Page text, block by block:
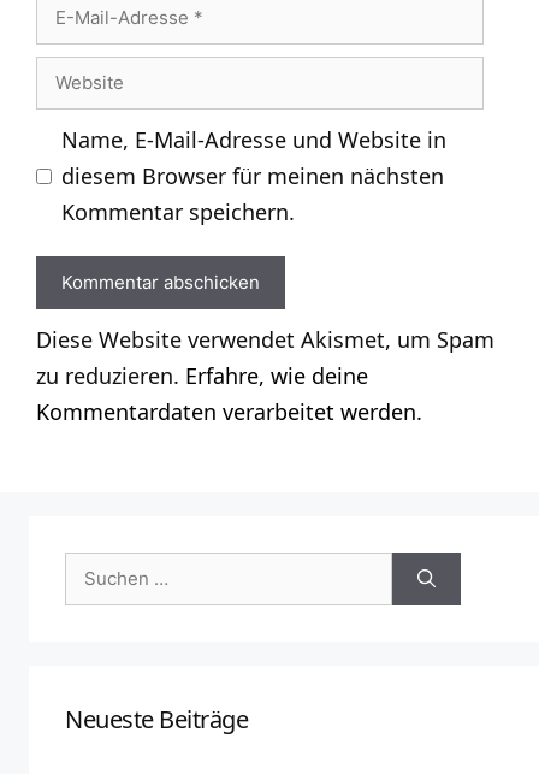
Mail-
Adresse
Website
Name, E-Mail-Adresse und Website in
diesem Browser für meinen nächsten
Kommentar speichern.
Diese Website verwendet Akismet, um Spam
zu reduzieren. Erfahre, wie deine
Kommentardaten verarbeitet werden.
Suchen
nach:
Neueste Beiträge